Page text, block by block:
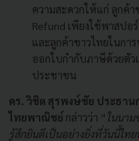
ความสะดวกให้แก่ ลูกค้า
Refund เพียงใช้พาสปอ
และลูกค้าชาวไทยในกา
ออกใบกำกับภาษีด้วยตัว
ประชาชน
ดร. วิชิต สุรพงษ์ชัย ประธาน
ไทยพาณิชย์ กล่าวว่า “ ในนา
รู้สึกยินดีเป็นอย่างยิ่งที่วันนี้ไท